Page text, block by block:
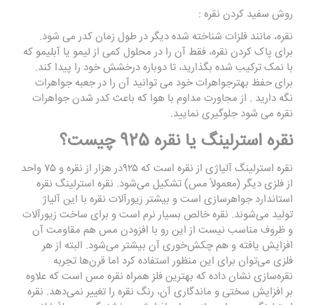
روش سفید کردن نقره :
نقره، مانند فلزات شناخته شده دیگر در طول زمان کدر می شود.
برای پاک کردن نقره، فقط آن را در محلول کمی از لیمو یا آبلیمو که
با نمک ترکیب شده بگذارید، تا دوباره درخشش خود را پیدا کند.
برای حفظ بهترجواهرات خود می توانید آن را در جعبه جواهرات
نگه دارید . از مجاورت مداوم با هوا که باعث کدر شدن جواهرات
نقره می شود جلوگیری نمایید.
نقره استرلینگ یا نقره 925 چیست؟
نقره استرلینگ آلیاژی از نقره است که ۹۲۵در هزار از نقره و ۷۵ واحد
از فلزی دیگر (معمولاً مس) تشکیل می‌شود. نقره استرلینگ نقره
استاندارد جواهرسازی است و بیشتر زیورآلات نقره با این آلیاژ
تولید می‌شوند. نقره خالص بسیار نرم است و برای ساخت زیورآلات
و ظروف مناسب نیست از این رو با افزودن مس هم مقاومت آن
افزایش یافته و هم چکش‌خوری آن بیشتر می‌شود. البته از هر
فلزی می‌توان برای این منظور استفاده کرد اما قرن‌ها تجربه
نقره‌سازی نشان داده که بهترین فلز همراه نقره مس است که علاوه
بر افزایش سختی و ماندگاری آن، رنگ نقره را تغییر نمی‌دهد. نقره